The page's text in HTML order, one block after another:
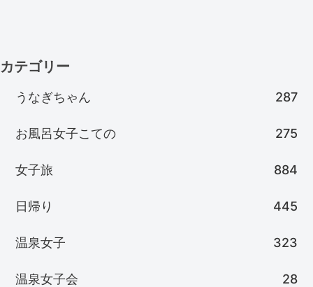
カテゴリー
うなぎちゃん 287
お風呂女子こての 275
女子旅 884
日帰り 445
温泉女子 323
温泉女子会 28